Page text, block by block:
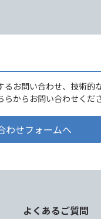
お問い合わせ、技術的
からお問い合わせくださ
わせフォームへ
よくあるご質問